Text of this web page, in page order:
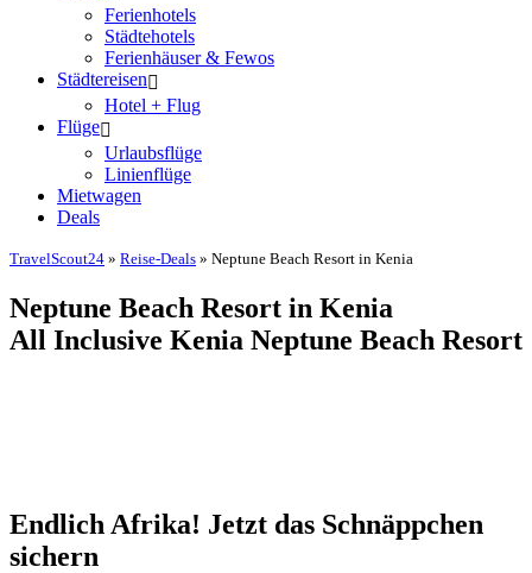
Ferienhotels
Städtehotels
Ferienhäuser & Fewos
Städtereisen
Hotel + Flug
Flüge
Urlaubsflüge
Linienflüge
Mietwagen
Deals
TravelScout24 » Reise-Deals » Neptune Beach Resort in Kenia
Neptune Beach Resort in Kenia
All Inclusive Kenia Neptune Beach Resort
Endlich Afrika! Jetzt das Schnäppchen
sichern